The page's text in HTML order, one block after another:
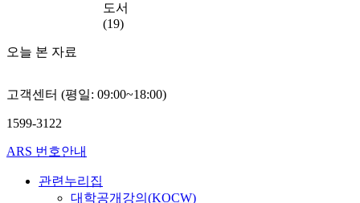
도서
(19)
오늘 본 자료
고객센터 (평일: 09:00~18:00)
1599-3122
ARS 번호안내
관련누리집
대학공개강의(KOCW)